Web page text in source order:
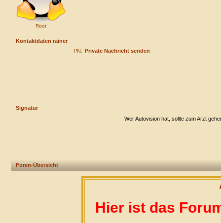
Root
Kontaktdaten rainer
PN: Private Nachricht senden
Signatur
Wer Autovision hat, sollte zum Arzt
Foren-Übersicht
Hier ist das